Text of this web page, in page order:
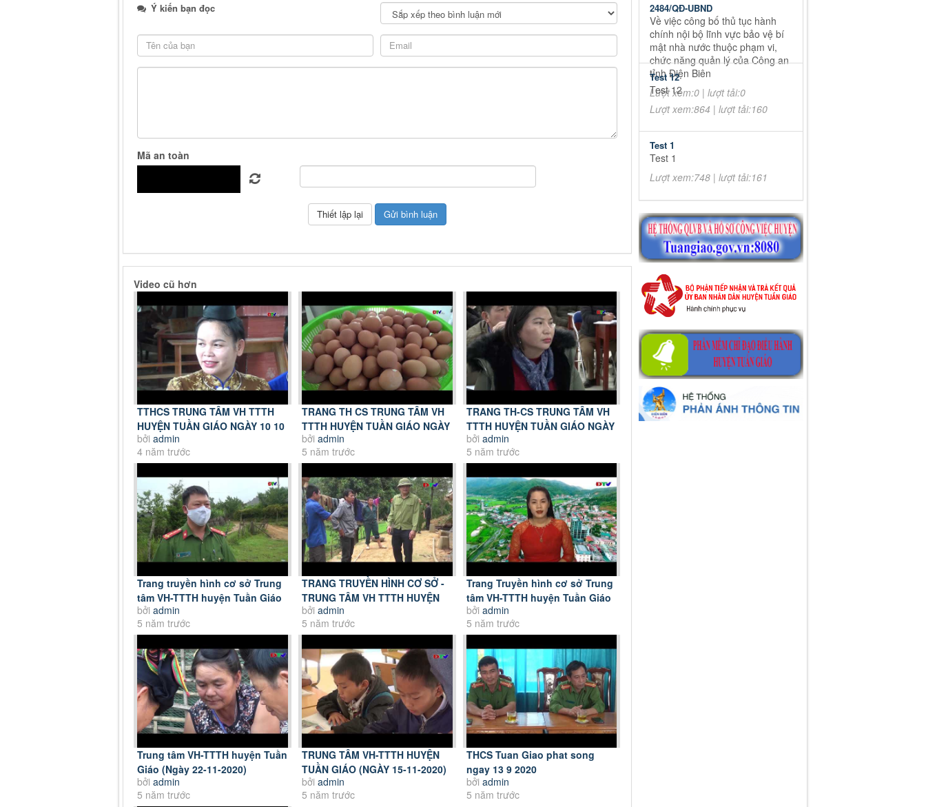
Ý kiến bạn đọc
Mã an toàn
Video cũ hơn
TTHCS TRUNG TÂM VH TTTH
HUYỆN TUẦN GIÁO NGÀY 10 10
2021
bởi admin
4 năm trước
TRANG TH CS TRUNG TÂM VH
TTTH HUYỆN TUẦN GIÁO NGÀY
4 7 2021
bởi admin
5 năm trước
TRANG TH-CS TRUNG TÂM VH
TTTH HUYỆN TUẦN GIÁO NGÀY
27 6 2021
bởi admin
5 năm trước
Trang truyền hình cơ sở Trung
tâm VH-TTTH huyện Tuần Giáo
(Ngày 20-6-2021)
bởi admin
5 năm trước
TRANG TRUYỀN HÌNH CƠ SỞ -
TRUNG TÂM VH TTTH HUYỆN
TUẦN GIÁO NGÀY 13. 6....
bởi admin
5 năm trước
Trang Truyền hình cơ sở Trung
tâm VH-TTTH huyện Tuần Giáo
(Ngày 6-6-2021)
bởi admin
5 năm trước
Trung tâm VH-TTTH huyện Tuần
Giáo (Ngày 22-11-2020)
bởi admin
5 năm trước
TRUNG TÂM VH-TTTH HUYỆN
TUẦN GIÁO (NGÀY 15-11-2020)
bởi admin
5 năm trước
THCS Tuan Giao phat song
ngay 13 9 2020
bởi admin
5 năm trước
2484/QĐ-UBND
Về việc công bố thủ tục hành
chính nội bộ lĩnh vực bảo vệ bí
mật nhà nước thuộc phạm vi,
chức năng quản lý của Công an
tỉnh Điện Biên
Lượt xem:0 | lượt tải:0
Test 12
Test 12
Lượt xem:864 | lượt tải:160
Test 1
Test 1
Lượt xem:748 | lượt tải:161